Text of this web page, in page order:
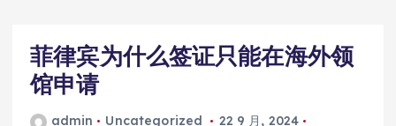
菲律宾为什么签证只能在海外领
馆申请
admin Uncategorized
22 9 月, 2024